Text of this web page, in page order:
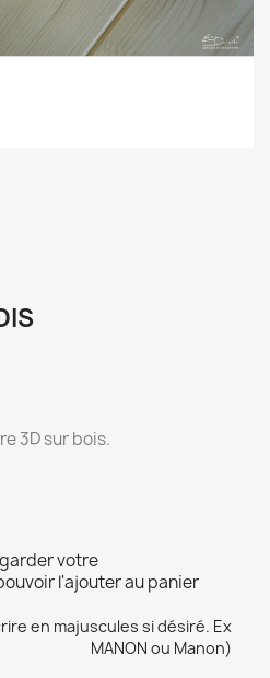
3D sur bois.
votre
l'ajouter au panier
en majuscules si désiré. Ex
MANON ou Manon)